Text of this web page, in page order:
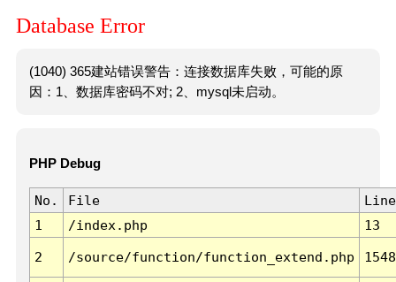
Database Error
(1040) 365建站错误警告：连接数据库失败，可能的原
因：1、数据库密码不对; 2、mysql未启动。
PHP Debug
No. File
Line
1
/index.php 13
2 /source/function/function_extend.php 1548